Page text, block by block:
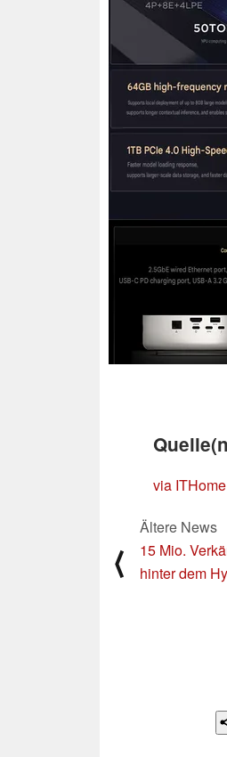
via ITHome
⟨
Ältere News
15 Mio.
hinter dem